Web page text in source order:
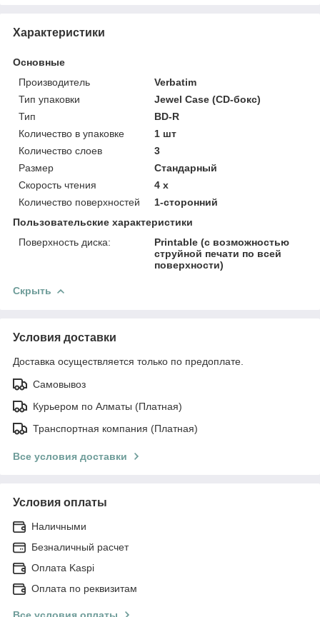
Характеристики
Основные
Производитель
Verbatim
Тип упаковки
Jewel Case (CD-бокс)
Тип
BD-R
Количество в упаковке
1 шт
Количество слоев
3
Размер
Стандарный
Скорость чтения
4 х
Количество поверхностей
1-сторонний
Пользовательские характеристики
Поверхность диска:
Printable (с возможностью
струйной печати по всей
поверхности)
Скрыть
Условия доставки
Доставка осуществляется только по предоплате.
Самовывоз
Курьером по Алматы (Платная)
Транспортная компания (Платная)
Все условия доставки
Условия оплаты
Наличными
Безналичный расчет
Оплата Kaspi
Оплата по реквизитам
Все условия оплаты